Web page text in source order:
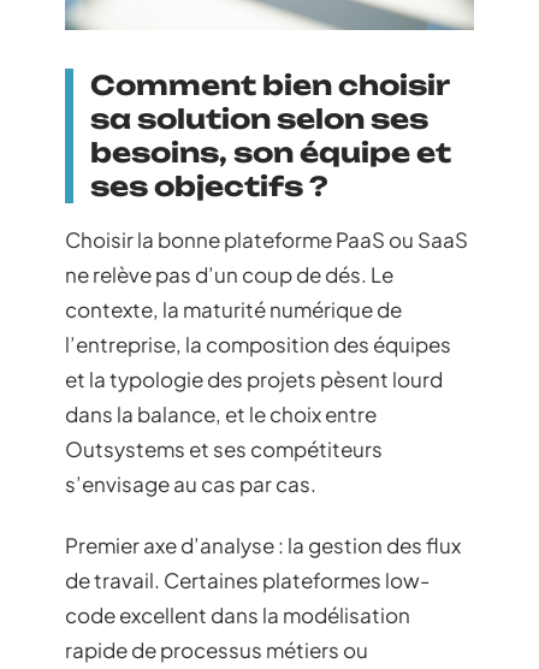
Comment bien choisir
sa solution selon ses
besoins, son équipe et
ses objectifs ?
Choisir la bonne plateforme PaaS ou SaaS
ne relève pas d’un coup de dés. Le
contexte, la maturité numérique de
l’entreprise, la composition des équipes
et la typologie des projets pèsent lourd
dans la balance, et le choix entre
Outsystems et ses compétiteurs
s’envisage au cas par cas.
Premier axe d’analyse : la gestion des flux
de travail. Certaines plateformes low-
code excellent dans la modélisation
rapide de processus métiers ou